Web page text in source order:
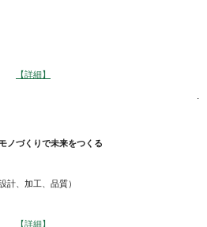
【詳細】
.
ノづくりで未来をつくる
計、加工、品質）
【詳細】